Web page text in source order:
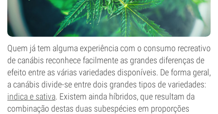
Quem já tem alguma experiência com o consumo recreativo
de canábis reconhece facilmente as grandes diferenças de
efeito entre as várias variedades disponíveis. De forma geral,
a canábis divide-se entre dois grandes tipos de variedades:
indica e sativa. Existem ainda híbridos, que resultam da
combinação destas duas subespécies em proporções